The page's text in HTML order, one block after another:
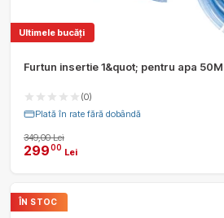
Ultimele bucăți
Furtun insertie 1&quot; pentru apa
(0)
Plată în rate fără dobândă
349,00 Lei
29900 Lei
ÎN STOC